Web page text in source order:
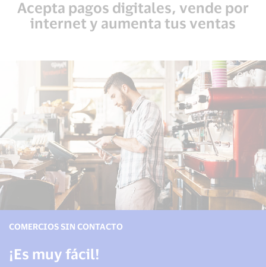
caféAcepta pagos digitales, vende por
internet y aumenta tus ventas
COMERCIOS SIN CONTACTO
¡Es muy fácil!